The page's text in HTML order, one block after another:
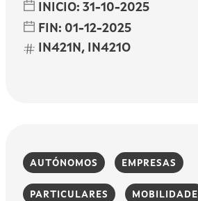
INICIO: 31-10-2025
FIN: 01-12-2025
IN421N, IN421O
AUTÓNOMOS EMPRESAS
PARTICULARES MOBILIDADE